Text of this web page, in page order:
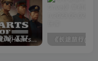
《钢铁雄心4(Hearts of Iron IV)》单机版/联机版[v1.16.0 整合全部DLCs ]